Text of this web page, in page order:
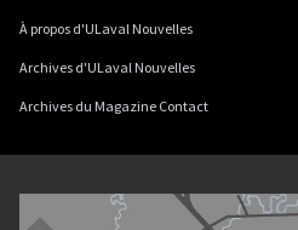
À propos d'ULaval Nouvelles
Archives d'ULaval Nouvelles
Archives du Magazine Contact